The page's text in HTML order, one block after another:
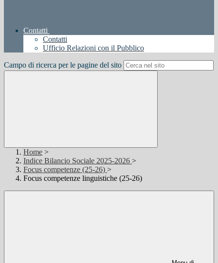
Contatti
Contatti
Ufficio Relazioni con il Pubblico
Campo di ricerca per le pagine del sito
Home >
Indice Bilancio Sociale 2025-2026 >
Focus competenze (25-26) >
Focus competenze linguistiche (25-26)